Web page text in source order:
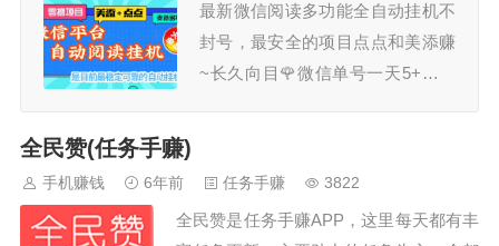
最新微信阅读多功能全自动挂机不
封号，最安全的项目点点和美添赚
~长久向目🌹微信单号一天5+，多
微信和微信分身自动切换做任务脚
全民赞(任务手赚)
手机赚钱 6年前 任务手赚 3822
全民赞是任务手赚APP，这里每天都有丰